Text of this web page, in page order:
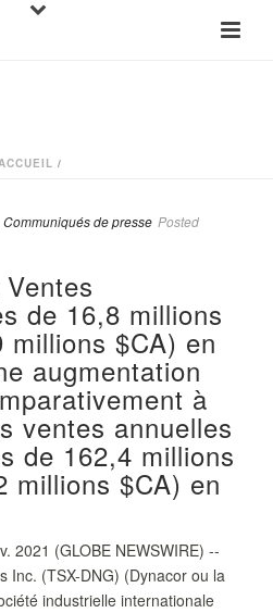
/
Communiqués de presse Posted
de 16,8 millions
millions $CA) en
augmentation
à
ventes annuelles
de 162,4 millions
millions $CA) en
2021 (GLOBE NEWSWIRE) --
Inc. (TSX-DNG) (Dynacor ou la
industrielle internationale